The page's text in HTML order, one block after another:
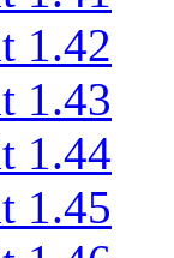
1.42
1.43
1.44
1.45